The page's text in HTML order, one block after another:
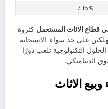
7.15%
في قطاع الاثاث المستعمل كثروة
على حد سواء. الاستجابة
التكنولوجية تلعب دورًا
الديناميكي.
الاثاث